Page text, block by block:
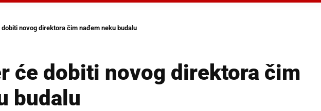
novog direktora čim nađem neku budalu
će dobiti novog direktora čim
budalu